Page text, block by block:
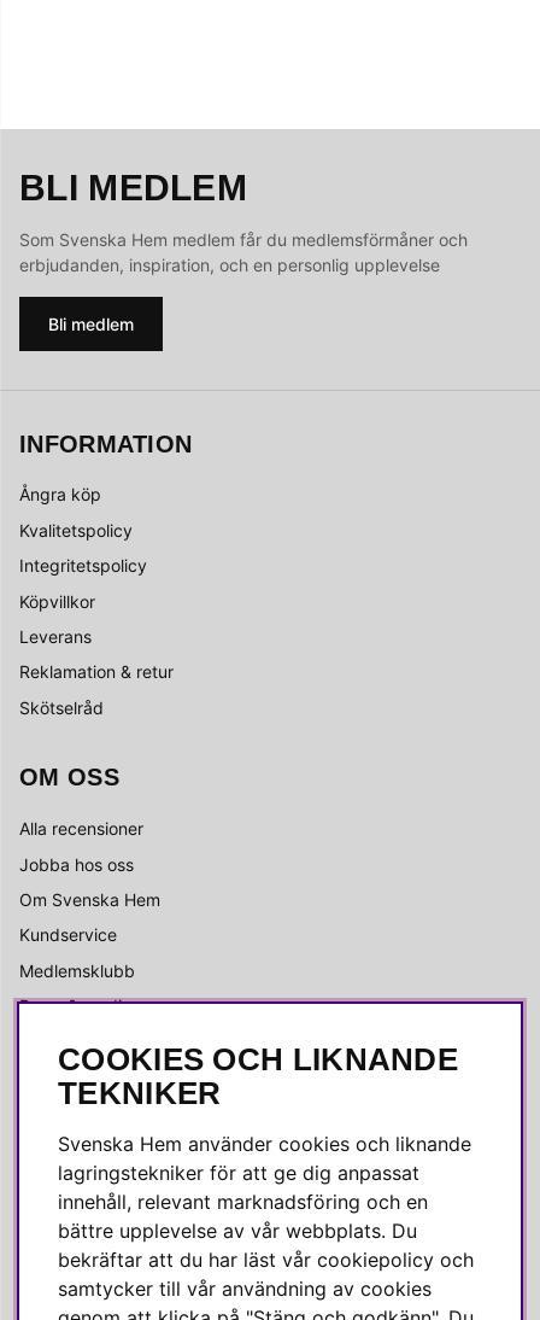
BLI MEDLEM
Som Svenska Hem medlem får du medlemsförmåner och
erbjudanden, inspiration, och en personlig upplevelse
Bli medlem
INFORMATION
Ångra köp
Kvalitetspolicy
Integritetspolicy
Köpvillkor
Leverans
Reklamation & retur
Skötselråd
OM OSS
Alla recensioner
Jobba hos oss
Om Svenska Hem
Kundservice
Medlemsklubb
Press & media
SOCIALA MEDIER
Instagram
Linkedin
Pinterest
COOKIES OCH LIKNANDE
TEKNIKER
Svenska Hem använder cookies och liknande
lagringstekniker för att ge dig anpassat
innehåll, relevant marknadsföring och en
bättre upplevelse av vår webbplats. Du
bekräftar att du har läst vår cookiepolicy och
samtycker till vår användning av cookies